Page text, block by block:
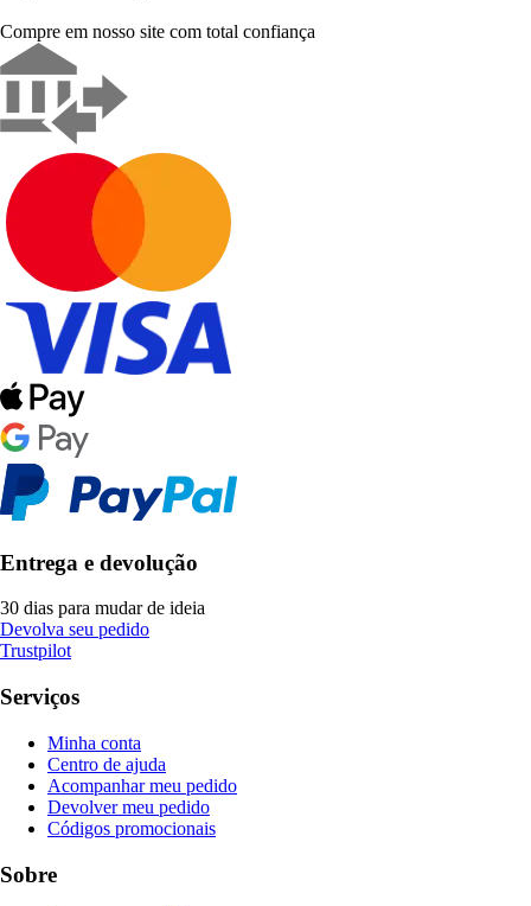
Compre em nosso site com total confiança
Entrega e devolução
30 dias para mudar de ideia
Devolva seu pedido
Trustpilot
Serviços
Minha conta
Centro de ajuda
Acompanhar meu pedido
Devolver meu pedido
Códigos promocionais
Sobre